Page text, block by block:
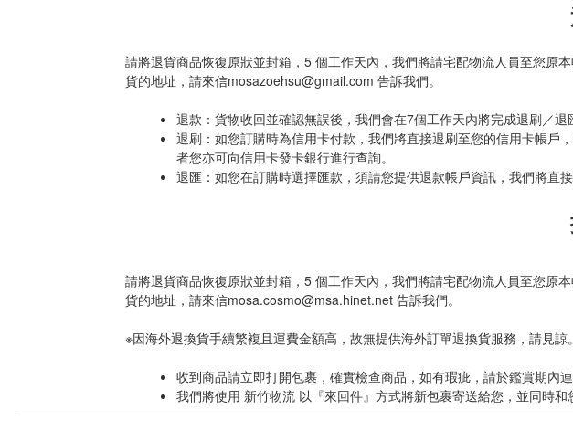
請將退貨商品恢復原狀並封箱，5 個工作天內，我們將請宅配物流人員至您原
貨的地址，請來信mosazoehsu@gmail.com 告訴我們。
退款：貨物收回並確認無誤後，我們會在7個工作天內將完成退刷／退
退刷：如您訂購時為信用卡付款，我們將直接退刷至您的信用卡帳
者您亦可向信用卡發卡銀行進行查詢。
退匯：如您在訂購時選擇匯款，須請您提供退款帳戶資訊，我們將直接
請將退貨商品恢復原狀並封箱，5 個工作天內，我們將請宅配物流人員至您原
貨的地址，請來信mosa.cosmo@msa.hinet.net 告訴我們。
※因海外退換貨手續繁複且運費金額高，故無提供海外訂單退換貨服務，請見諒。
收到商品請立即打開包裹，確實檢查商品，如有瑕疵，請於鑑賞期內連
我們將使用 新竹物流 以『來回件』方式將新包裹寄送給您，並同時和